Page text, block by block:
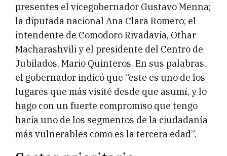
presentes el vicegobernador Gustavo Menna;
la diputada nacional Ana Clara Romero; el
intendente de Comodoro Rivadavia, Othar
Macharashvili y el presidente del Centro de
Jubilados, Mario Quinteros. En sus palabras,
el gobernador indicó que “este es uno de los
lugares que más visité desde que asumí, y lo
hago con un fuerte compromiso que tengo
hacia uno de los segmentos de la ciudadanía
más vulnerables como es la tercera edad”.